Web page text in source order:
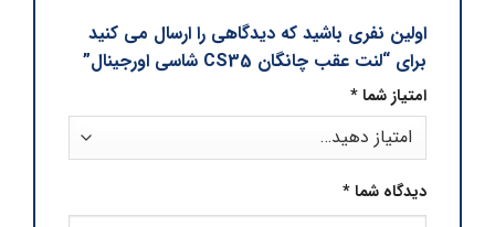
اولین نفری باشید که دیدگاهی را ارسال می کنید
برای “لنت عقب چانگان CS35 شاسی اورجینال”
امتیاز شما*
دیدگاه شما*